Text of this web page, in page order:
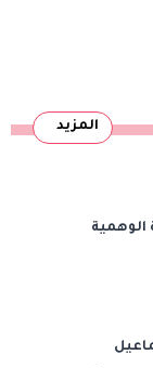
المزيد
الوهمية